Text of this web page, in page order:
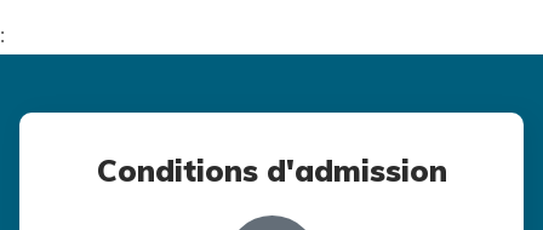
:
Conditions d'admission